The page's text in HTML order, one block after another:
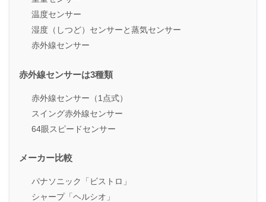
温度センサー
湿度（しつど）センサーと蒸気センサー
赤外線センサー
赤外線センサーは3種類
赤外線センサー（1点式）
スイング赤外線センサー
64眼スピードセンサー
メーカー比較
パナソニック「ビストロ」
シャープ「ヘルシオ」